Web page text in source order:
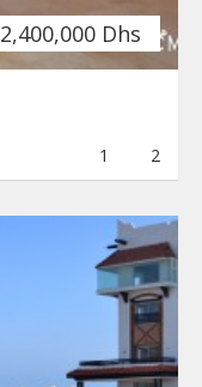
2,400,000 Dhs
2
1